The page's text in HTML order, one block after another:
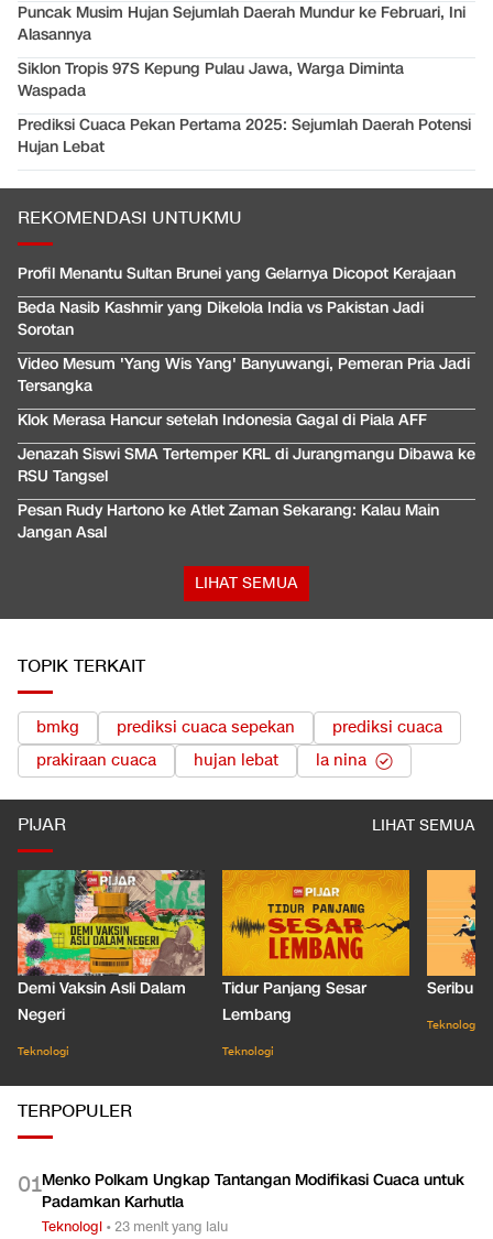
Puncak Musim Hujan Sejumlah Daerah Mundur ke Februari, Ini
Alasannya
Siklon Tropis 97S Kepung Pulau Jawa, Warga Diminta
Waspada
Prediksi Cuaca Pekan Pertama 2025: Sejumlah Daerah Potensi
Hujan Lebat
REKOMENDASI UNTUKMU
Profil Menantu Sultan Brunei yang Gelarnya Dicopot Kerajaan
Beda Nasib Kashmir yang Dikelola India vs Pakistan Jadi
Sorotan
Video Mesum 'Yang Wis Yang' Banyuwangi, Pemeran Pria Jadi
Tersangka
Klok Merasa Hancur setelah Indonesia Gagal di Piala AFF
Jenazah Siswi SMA Tertemper KRL di Jurangmangu Dibawa ke
RSU Tangsel
Pesan Rudy Hartono ke Atlet Zaman Sekarang: Kalau Main
Jangan Asal
LIHAT SEMUA
TOPIK TERKAIT
bmkg prediksi cuaca sepekan
prediksi cuaca
prakiraan cuaca
hujan lebat la nina
PIJAR LIHAT SEMUA
Demi Vaksin Asli Dalam
Negeri
Teknologi
Tidur Panjang Sesar
Lembang
Teknologi
Seribu
Teknologi
TERPOPULER
01Menko Polkam Ungkap Tantangan Modifikasi Cuaca untuk
Padamkan Karhutla
Teknologi •23 menit yang lalu